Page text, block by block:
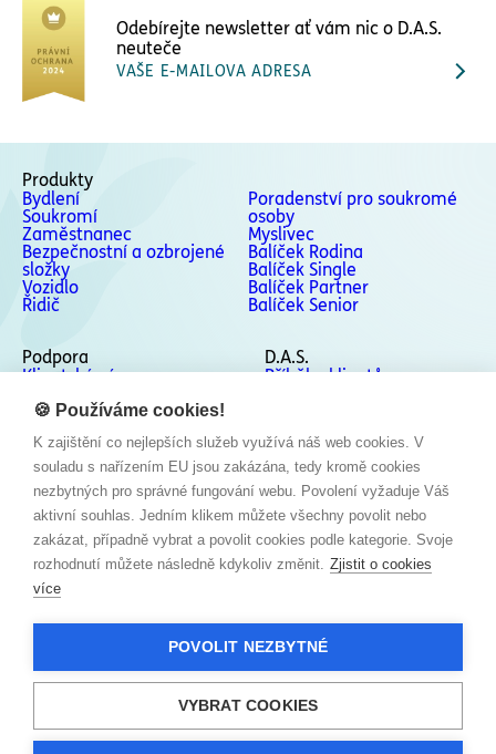
Odebírejte newsletter ať vám nic o D.A.S.
neuteče
VAŠE E-MAILOVA ADRESA
Produkty
Bydlení
Soukromí
Zaměstnanec
Bezpečnostní a ozbrojené
složky
Vozidlo
Řidič
Poradenství pro soukromé
osoby
Myslivec
Balíček Rodina
Balíček Single
Balíček Partner
Balíček Senior
Podpora
Klientská zóna
Odstoupení od smlouvy
D.A.S.
Příběhy klientů
Sociální sítě
Facebook
Instagram
LinkedIn
YouTube
Informace o zpracování osobních údajůZásady cookies
🍪 Používáme cookies!
K zajištění co nejlepších služeb využívá náš web cookies. V
souladu s nařízením EU jsou zakázána, tedy kromě cookies
nezbytných pro správné fungování webu. Povolení vyžaduje Váš
aktivní souhlas. Jedním klikem můžete všechny povolit nebo
zakázat, případně vybrat a povolit cookies podle kategorie. Svoje
rozhodnutí můžete následně kdykoliv změnit. Zjistit o cookies
více
POVOLIT NEZBYTNÉ
VYBRAT COOKIES